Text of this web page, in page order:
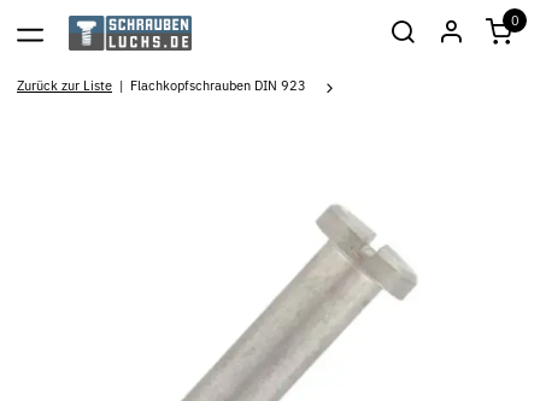
0
Zurück zur Liste Flachkopfschrauben DIN 923